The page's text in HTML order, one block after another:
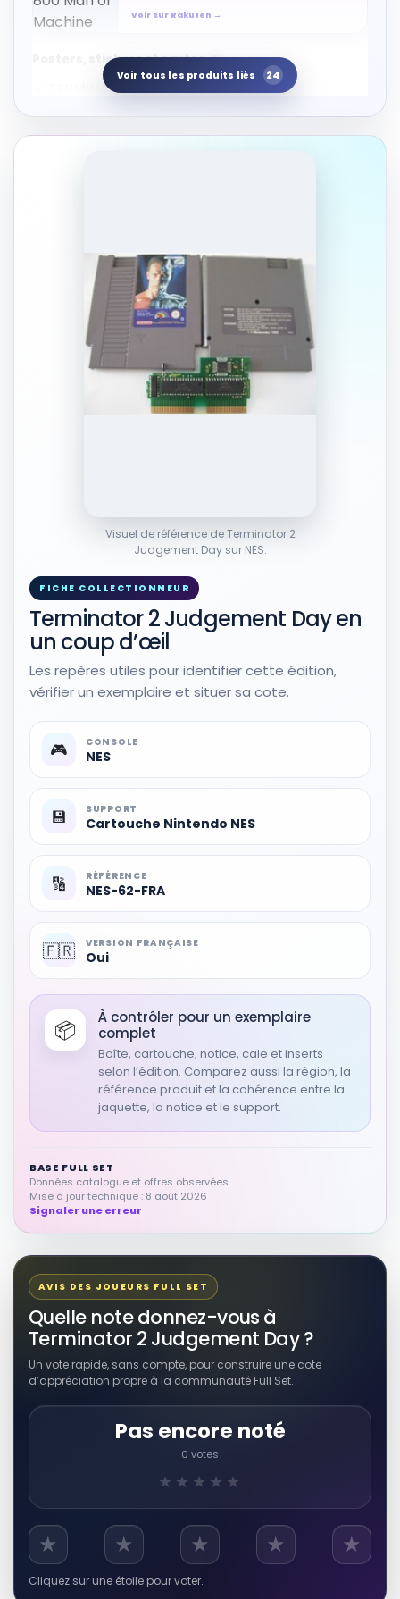
Voir sur Rakuten →
Posters, stickers et cartes 1
AFFICHES ET DÉCORATION
TERMINATOR 2 : Judgement
570 326-9 UMC 2017 EU)
Autres produits liés 21
RÉSULTAT RAKUTEN À VÉRIFIER
Sideshow Terminator 2 judgement
day T-1000
Autres produits liés
140,00 EUR
Voir sur Rakuten →
RÉSULTAT RAKUTEN À VÉRIFIER
T2 Terminator 2 Judgement Day
Artisan Extreme Edition DVD
Autres produits liés
Voir sur Rakuten →
Coffret Terminator Quadrilogy
(Judgement Day, Rise) - DVD
RÉSULTAT RAKUTEN À VÉRIFIER
The Ultimate Edition Englisch - DVD
Autres produits liés
Voir sur Rakuten →
Terminator 2 - Judgement Day:
ray] [2021]
Autres produits liés
Voir sur Rakuten →
RÉSULTAT RAKUTEN À VÉRIFIER
Voir sur Rakuten →
RÉSULTAT RAKUTEN À VÉRIFIER
TERMINATOR 2: JUDGEMENT DAY -
Autres produits liés
Voir sur Rakuten →
RÉSULTAT RAKUTEN À VÉRIFIER
Terminator Vault: The Complete
Terminator and Terminator 2:
Autres produits liés
Voir sur Rakuten →
Discs) DVD Collection: Terminator 1
/ Terminator 2: Judgement Day /
Terminator 3: Rise of the Machines /
Autres produits liés
Voir sur Rakuten →
Voir tous les produits liés 24
Visuel de référence de Terminator 2
Judgement Day sur NES.
FICHE COLLECTIONNEUR
Terminator 2 Judgement Day en
un coup d’œil
Les repères utiles pour identifier cette édition,
vérifier un exemplaire et situer sa cote.
🎮 CONSOLE
NES
💾 SUPPORT
Cartouche Nintendo NES
🔢 RÉFÉRENCE
NES-62-FRA
🇫🇷 VERSION FRANÇAISE
Oui
📦
À contrôler pour un exemplaire
complet
Boîte, cartouche, notice, cale et inserts
selon l’édition. Comparez aussi la région, la
référence produit et la cohérence entre la
jaquette, la notice et le support.
BASE FULL SET
Données catalogue et offres observées
Mise à jour technique : 8 août 2026
Signaler une erreur
AVIS DES JOUEURS FULL SET
Quelle note donnez-vous à
Terminator 2 Judgement Day ?
Un vote rapide, sans compte, pour construire une cote
d’appréciation propre à la communauté Full Set.
Pas encore noté
0 votes
★★★★★
★ ★ ★ ★ ★
Cliquez sur une étoile pour voter.